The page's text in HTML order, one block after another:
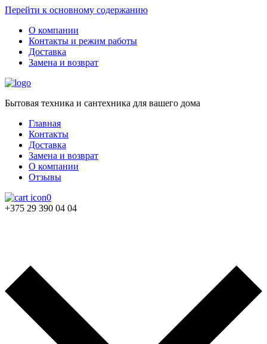
Перейти к основному содержанию
О компании
Контакты и режим работы
Доставка
Замена и возврат
Бытовая техника и сантехника для вашего дома
Главная
Контакты
Доставка
Замена и возврат
О компании
Отзывы
0
+375 29 390 04 04